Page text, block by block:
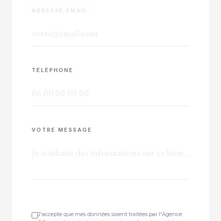
ADRESSE EMAIL
TÉLÉPHONE
VOTRE MESSAGE
J'accepte que mes données soient traitées par l'Agence